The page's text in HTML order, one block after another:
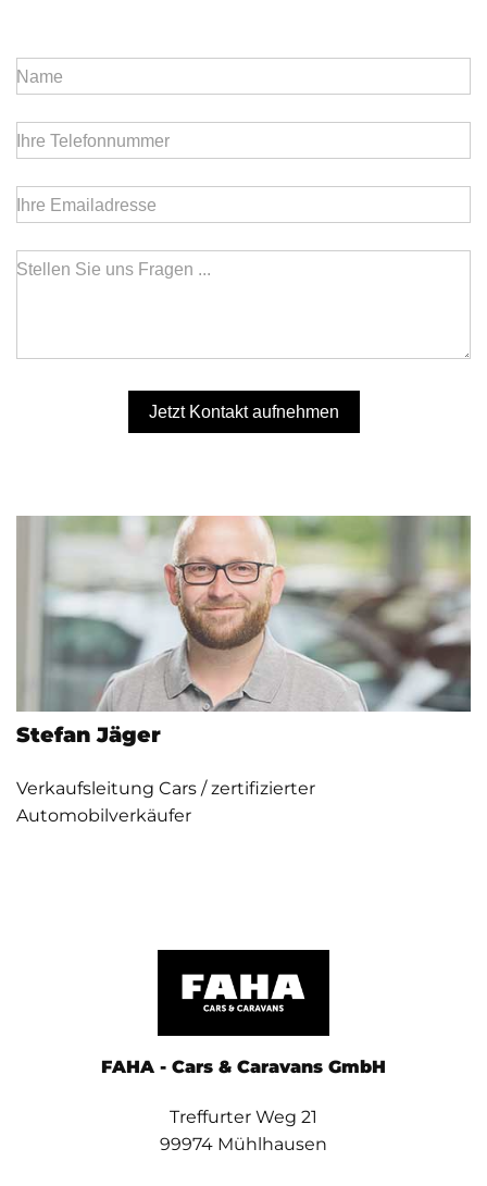
Name
Ihre Telefonnummer
Ihre Emailadresse
Stellen Sie uns Fragen ...
Jetzt Kontakt aufnehmen
Stefan Jäger
Verkaufsleitung Cars / zertifizierter
Automobilverkäufer
FAHA - Cars & Caravans GmbH
Treffurter Weg 21
99974 Mühlhausen